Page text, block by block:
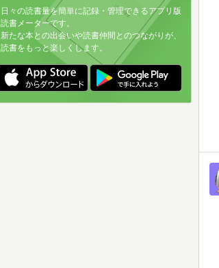
日々の読書量を簡単に記録・管理できるアプリ版
読書メーターです。
新たな本との出会いや読書仲間とのつながりが、
読書をもっと楽しくします。